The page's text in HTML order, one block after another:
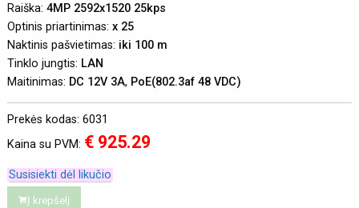
Raiška: 4MP 2592x1520 25kps
Optinis priartinimas: x 25
Naktinis pašvietimas: iki 100 m
Tinklo jungtis: LAN
Maitinimas: DC 12V 3A, PoE(802.3af 48 VDC)
Prekės kodas: 6031
Kaina su PVM: € 925.29
Susisiekti dėl likučio
Į krepšelį